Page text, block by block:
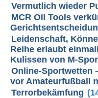
Vermutlich wieder
MCR Oil Tools
Leidenschaft,
Reihe erlaubt
Kulissen von M-
Online-Sportwetten
vor Amateurfußball
Terrorbekämfung